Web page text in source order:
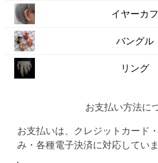
イヤーカフ
バングル
リング
お支払い方法に
お支払いは、クレジットカード
み・各種電子決済に対応していま